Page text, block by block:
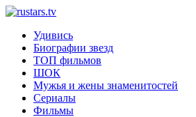
Удивись
Биографии звезд
ТОП фильмов
ШОК
Мужья и жены знаменитостей
Сериалы
Фильмы